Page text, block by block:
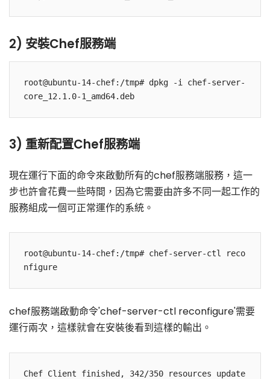
2) 安裝Chef服務端
root@ubuntu-14-chef:/tmp# dpkg -i chef-server-
3) 重新配置Chef服務端
現在運行下面的命令來啟動所有的chef服務端服務，這一
步也許會花費一些時間，因為它需要由許多不同一起工作的
服務組成一個可正常運作的系統。
root@ubuntu-14-chef:/tmp# chef-server-ctl reco
chef服務端啟動命令'chef-server-ctl reconfigure'需要
運行兩次，這樣就會在安裝後看到這樣的輸出。
Chef Client finished, 342/350 resources update